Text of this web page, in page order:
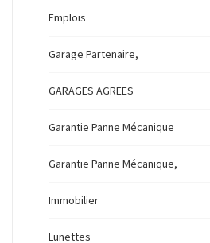
Emplois
Garage Partenaire,
GARAGES AGREES
Garantie Panne Mécanique
Garantie Panne Mécanique,
Immobilier
Lunettes